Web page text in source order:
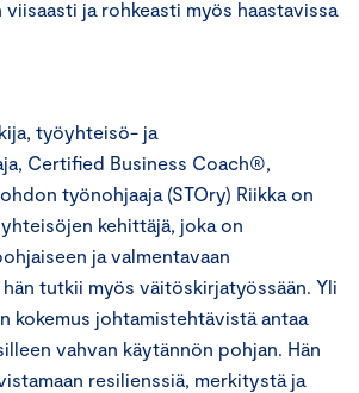
ja rohkeasti myös haastavissa
työyhteisö- ja
Certified Business Coach®,
työnohjaaja (STOry) Riikka on
kehittäjä, joka on
ja valmentavaan
tutkii myös väitöskirjatyössään. Yli
kokemus johtamistehtävistä antaa
vahvan käytännön pohjan. Hän
resilienssiä, merkitystä ja